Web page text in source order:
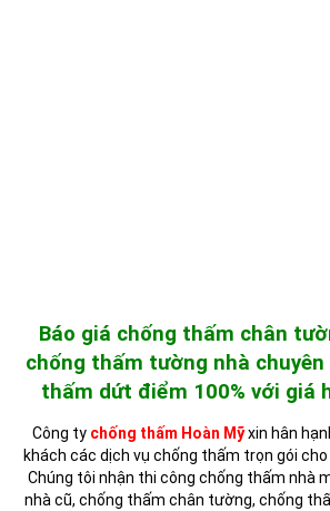
Báo giá chống thấm chân
chống thấm tường nhà chuyên
thấm dứt điểm 100% với giá
Công ty chống thấm Hoàn Mỹxin hân
khách các dịch vụ chống thấm trọn gói cho
Chúng tôi nhận thi công chống thấm nhà
nhà cũ, chống thấm chân tường, chống